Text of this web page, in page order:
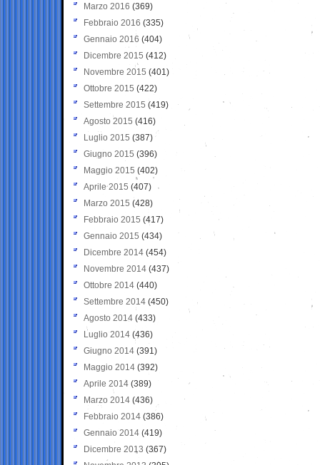
Marzo 2016 (369)
Febbraio 2016 (335)
Gennaio 2016 (404)
Dicembre 2015 (412)
Novembre 2015 (401)
Ottobre 2015 (422)
Settembre 2015 (419)
Agosto 2015 (416)
Luglio 2015 (387)
Giugno 2015 (396)
Maggio 2015 (402)
Aprile 2015 (407)
Marzo 2015 (428)
Febbraio 2015 (417)
Gennaio 2015 (434)
Dicembre 2014 (454)
Novembre 2014 (437)
Ottobre 2014 (440)
Settembre 2014 (450)
Agosto 2014 (433)
Luglio 2014 (436)
Giugno 2014 (391)
Maggio 2014 (392)
Aprile 2014 (389)
Marzo 2014 (436)
Febbraio 2014 (386)
Gennaio 2014 (419)
Dicembre 2013 (367)